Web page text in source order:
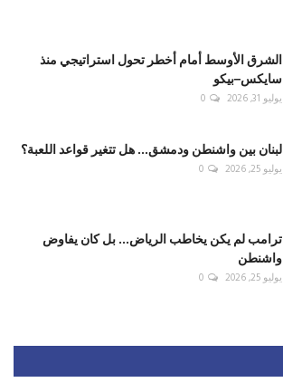
الشرق الأوسط أمام أخطر تحول استراتيجي منذ
سايكس–بيكو
يوليو 31, 2026 0
لبنان بين واشنطن ودمشق... هل تتغير قواعد اللعبة؟
يوليو 25, 2026 0
ترامب لم يكن يخاطب الرياض... بل كان يفاوض
واشنطن
يوليو 25, 2026 0